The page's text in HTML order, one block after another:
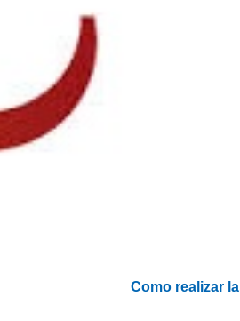
Como realizar